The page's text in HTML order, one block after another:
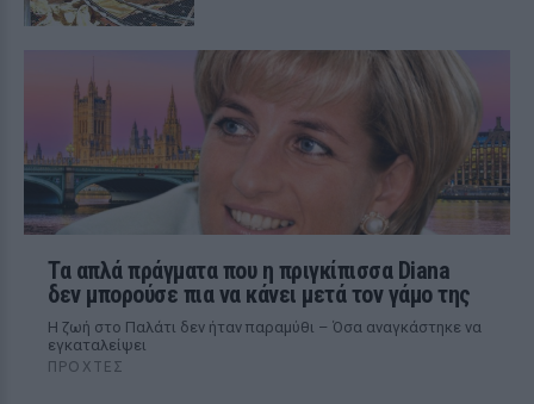
Τα απλά πράγματα που η πριγκίπισσα Diana
δεν μπορούσε πια να κάνει μετά τον γάμο της
Η ζωή στο Παλάτι δεν ήταν παραμύθι – Όσα αναγκάστηκε να
εγκαταλείψει
ΠΡΟΧΤΈΣ